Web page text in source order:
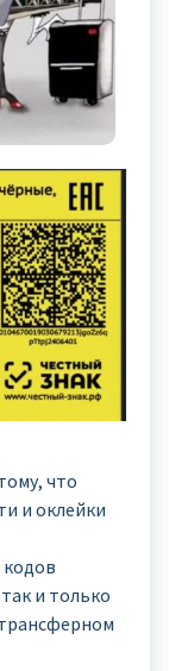
что
и оклейки
и только